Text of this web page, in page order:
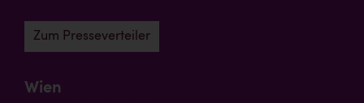
Zum Presseverteiler
Wien